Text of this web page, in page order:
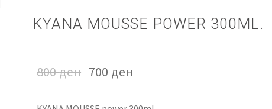
ЗА НАС ПРОИЗВОДИКОРИСНИ СОВЕТИКОНТАКТ
KYANA MOUSSE POWER 300ML.
800ден 700 ден